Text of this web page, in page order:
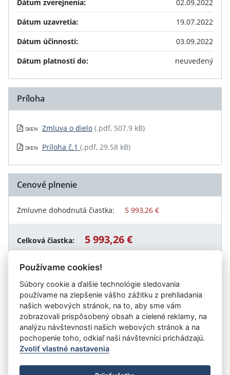
Dátum zverejnenia:
02.09.2022
Dátum uzavretia:
19.07.2022
Dátum účinnosti:
03.09.2022
Dátum platnosti do:
neuvedený
Príloha
SKEN Zmluva o dielo (.pdf, 507.9 kB)
SKEN Príloha č.1 (.pdf, 29.58 kB)
Cenové plnenie
Zmluvne dohodnutá čiastka: 5 993,26 €
Celková čiastka: 5 993,26 €
Návrat späť
Vystavil:Mesto Svit
Úrad vlády SR
- Všetky práva vyhradené
Používame cookies!
Súbory cookie a ďalšie technológie sledovania
používame na zlepšenie vášho zážitku z prehliadania
našich webových stránok, na to, aby sme vám
zobrazovali prispôsobený obsah a cielené reklamy, na
analýzu návštevnosti našich webových stránok a na
pochopenie toho, odkiaľ naši návštevníci prichádzajú.
Zvoliť vlastné nastavenia